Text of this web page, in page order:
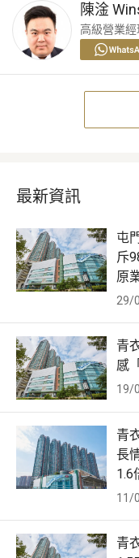
陳淦
高級營業
最新資訊
屯
斥
原
29/
青
感
19/
青
長
1.6
11/
青